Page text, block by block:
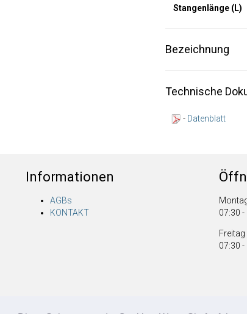
Stangenlänge (L)
Bezeichnung
Technische
- Datenblatt
Informationen
AGBs
KONTAKT
07:30 -
Freitag
07:30 -